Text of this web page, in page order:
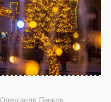
Олександр Панков